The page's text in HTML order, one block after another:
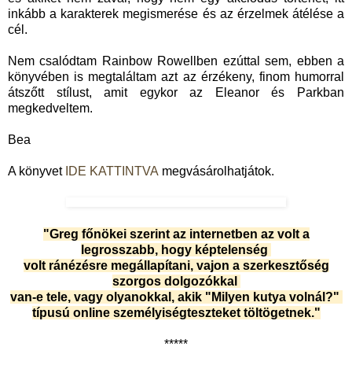
inkább a karakterek megismerése és az érzelmek átélése a
cél.
Nem csalódtam Rainbow Rowellben ezúttal sem, ebben a
könyvében is megtaláltam azt az érzékeny, finom humorral
átszőtt stílust, amit egykor az Eleanor és Parkban
megkedveltem.
Bea
A könyvet IDE KATTINTVA megvásárolhatjátok.
"Greg főnökei szerint az internetben az volt a
legrosszabb, hogy képtelenség
volt ránézésre megállapítani, vajon a szerkesztőség
szorgos dolgozókkal
van-e tele, vagy olyanokkal, akik "Milyen kutya volnál?"
típusú online személyiségteszteket töltögetnek."
*****